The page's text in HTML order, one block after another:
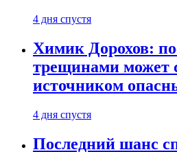
4 дня спустя
Химик Дорохов:
трещинами может
источником
4 дня спустя
Последний шанс